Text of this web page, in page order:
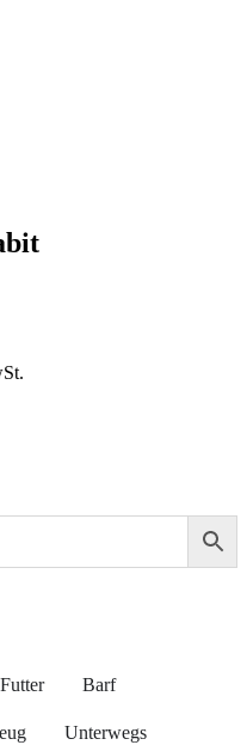
Futter Barf
Unterwegs